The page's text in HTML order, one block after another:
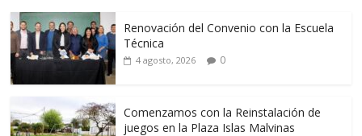
Renovación del Convenio con la Escuela
Técnica
4 agosto, 2026 0
Comenzamos con la Reinstalación de
juegos en la Plaza Islas Malvinas